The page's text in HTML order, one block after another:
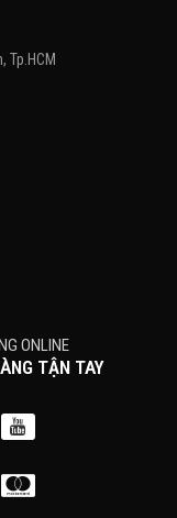
Tp.HCM
ONLINE
TẬN TAY